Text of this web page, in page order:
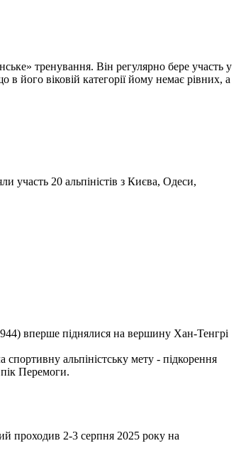
тренування. Він регулярно бере участь у
в його віковій категорії йому немає рівних, а
участь 20 альпіністів з Києва, Одеси,
вперше піднялися на вершину Хан-Тенгрі
альпіністську мету - підкорення
Перемоги.
проходив 2-3 серпня 2025 року на